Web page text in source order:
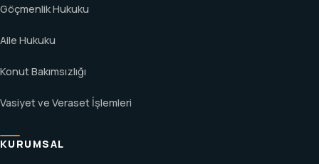
Göçmenlik Hukuku
Aile Hukuku
Konut Bakımsızlığı
Vasiyet ve Veraset İşlemleri
KURUMSAL